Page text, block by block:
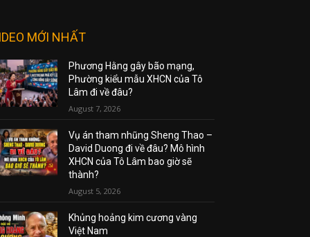
MỚI NHẤT
Phương Hằng gây bão mạng,
Phường kiểu mẫu XHCN của Tô
Lâm đi về đâu?
August 7, 2026
Vụ án tham nhũng Sheng Thao –
David Duong đi về đâu? Mô hình
XHCN của Tô Lâm bao giờ sẽ
thành?
August 5, 2026
Khủng hoảng kim cương vàng
Việt Nam